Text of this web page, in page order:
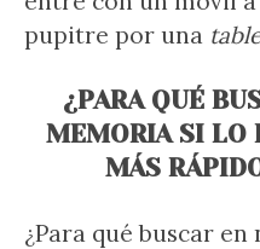
pupitre por una
¿PARA QUÉ
MEMORIA SI LO
MÁS
¿Para qué buscar